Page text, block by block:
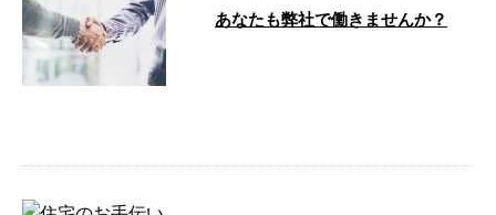
あなたも弊社で働きませんか？